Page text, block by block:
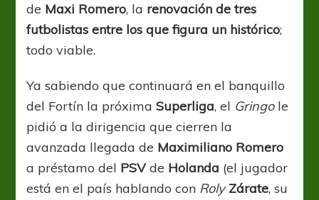
de Maxi Romero, la renovación de tres
futbolistas entre los que figura un histórico;
todo viable.
Ya sabiendo que continuará en el banquillo
del Fortín la próximaSuperliga, el Gringole
pidió a la dirigencia que cierren la
avanzada llegada de Maximiliano Romero
a préstamo del PSVde Holanda (el jugador
está en el país hablando con Roly Zárate, su